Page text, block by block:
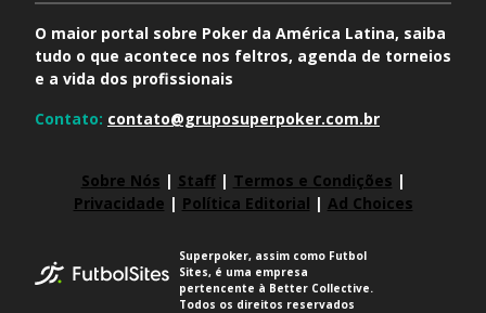
O maior portal sobre Poker da América Latina, saiba
tudo o que acontece nos feltros, agenda de torneios
e a vida dos profissionais
Contato: contato@gruposuperpoker.com.br
Sobre Nós | Staff| Termos e Condições |
Privacidade | Política Editorial | Ad Choices
Superpoker, assim como Futbol
Sites, é uma empresa
pertencente à Better Collective.
Todos os direitos reservados